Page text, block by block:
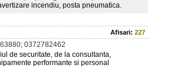
incendiu, posta pneumatica.
Afisari: 227
0372782462
de securitate, de la consultanta,
performante si personal